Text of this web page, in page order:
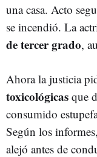
una casa. Acto
se incendió. La
de tercer grado,
Ahora la justicia
toxicológicas que
consumido
Según los
alejó antes de